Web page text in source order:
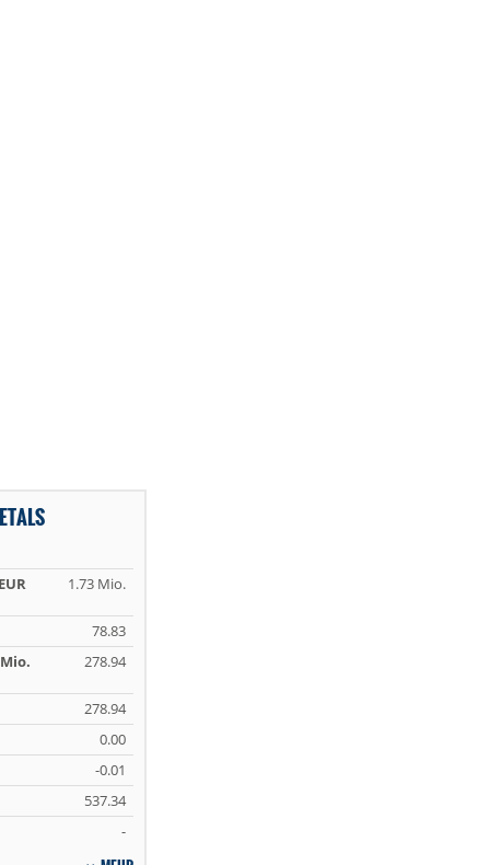
1.73 Mio.
78.83
278.94
278.94
0.00
-0.01
537.34
-